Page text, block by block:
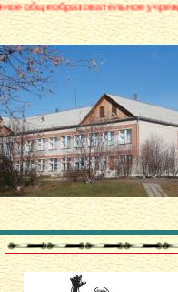
учреждение